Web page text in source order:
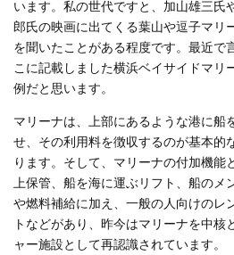
います。私の世代ですと、加山雄三氏
郎氏の映画に出てくる葉山や逗子マリ
を聞いたことがある程度です。最近で
こに記載しました横浜ベイサイドマリ
例だと思います。
マリーナは、上部にあるような港に船
せ、その利用料を徴収するのが基本的
ります。そして、マリーナの付加機能
上保管、船を海に運ぶリフト、船のメ
や燃料補給に加え、一般の人向けのレ
トなどがあり、昨今はマリーナを中核
ャー施設として再認識されています。